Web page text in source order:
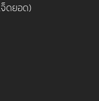
จ็ดยอด)